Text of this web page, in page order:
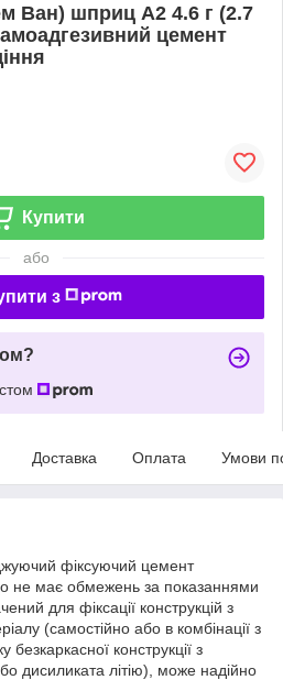
Ван) шприц А2 4.6 г (2.7
цемент
Купити
або
з
Доставка Оплата Умови
фіксуючий цемент
не має обмежень за показаннями
для фіксації конструкцій з
(самостійно або в комбінації з
конструкції з
дисиликата літію), може надійно